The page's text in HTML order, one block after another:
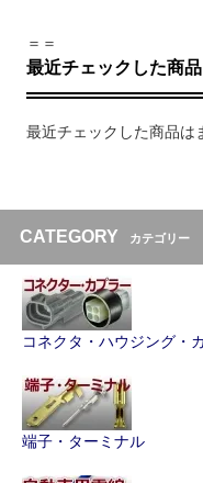
＝＝
最近チェックした商品
最近チェックした商品は
CATEGORY カテゴリー
コネクタ・ハウジング・
端子・ターミナル